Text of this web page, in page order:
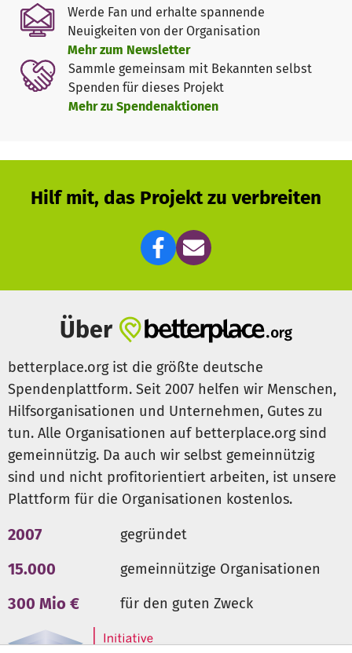
Jacken & Hosen für Menschen
Winter- und Regenjacken für Hunde
Warnwesten für Hunde
Handschuhe, Schuhe und weitere notwendige
Ausrüstung
Mit Ihrer Unterstützung schenken Sie unseren Helden
Mut und Teamgeist Leben retten können.
Unterstützen Sie uns – Hand in Pfote für Schutz, Sicherheit
Werde Fan und erhalte spannende
Neuigkeiten von der Organisation
Mehr zum Newsletter
Sammle gemeinsam mit Bekannten selbst
Spenden für dieses Projekt
Mehr zu Spendenaktionen
Hilf mit, das Projekt zu verbreiten
Über
betterplace.org ist die größte deutsche
Spendenplattform. Seit 2007 helfen wir Menschen,
Hilfsorganisationen und Unternehmen, Gutes zu
tun. Alle Organisationen auf betterplace.org sind
gemeinnützig. Da auch wir selbst gemeinnützig
sind und nicht profitorientiert arbeiten, ist unsere
Plattform für die Organisationen kostenlos.
2007 gegründet
15.000 gemeinnützige Organisationen
300 Mio € für den guten Zweck